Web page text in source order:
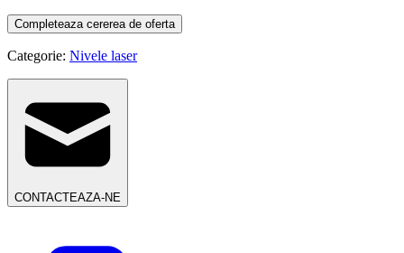
Completeaza cererea de oferta
Categorie: Nivele laser
CONTACTEAZA-NE